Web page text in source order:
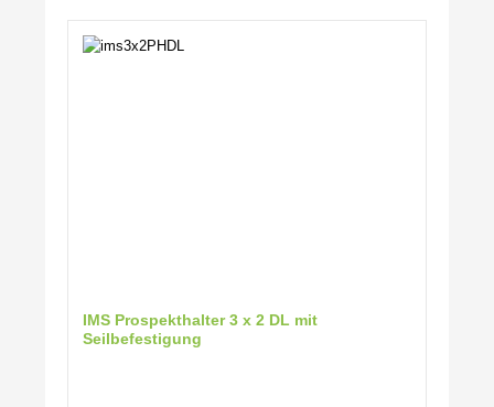
IMS Prospekthalter 3 x 2 DL mit
Seilbefestigung